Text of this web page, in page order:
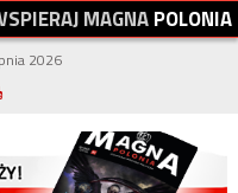
SPIERAJMAGNAPOLONIA
2026